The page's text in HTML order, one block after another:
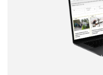
Correo electrónico
Tipo de comentario